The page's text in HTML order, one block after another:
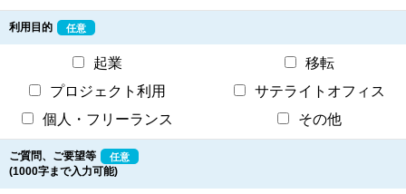
利用目的 任意
起業
移転
プロジェクト利用
サテライトオフィス
個人・フリーランス
その他
ご質問、ご要望等 任意
(1000字まで入力可能)